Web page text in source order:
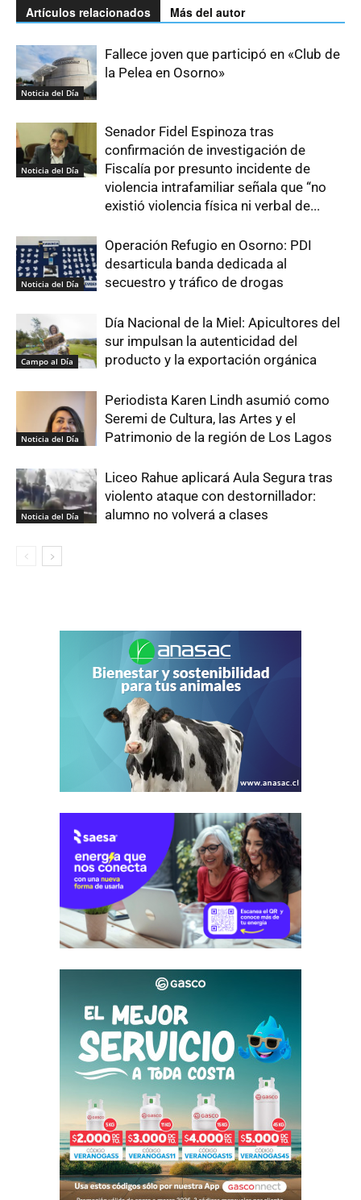
Artículos relacionados Más del autor
Noticia del Día
Fallece joven que participó en «Club de
la Pelea en Osorno»
Noticia del Día
Senador Fidel Espinoza tras
confirmación de investigación de
Fiscalía por presunto incidente de
violencia intrafamiliar señala que “no
existió violencia física ni verbal de...
Noticia del Día
Operación Refugio en Osorno: PDI
desarticula banda dedicada al
secuestro y tráfico de drogas
Campo al Día
Día Nacional de la Miel: Apicultores del
sur impulsan la autenticidad del
producto y la exportación orgánica
Noticia del Día
Periodista Karen Lindh asumió como
Seremi de Cultura, las Artes y el
Patrimonio de la región de Los Lagos
Noticia del Día
Liceo Rahue aplicará Aula Segura tras
violento ataque con destornillador:
alumno no volverá a clases